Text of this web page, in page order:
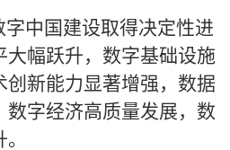
字中 国建设取得决定性进
大幅跃升， 数字基础设施
新能力显著增强 ，数据
字经济高质量发展， 数